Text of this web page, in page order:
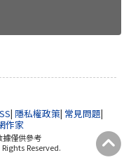
| 隱私權政策| 常見問題|
作家
據僅供參考
Reserved.